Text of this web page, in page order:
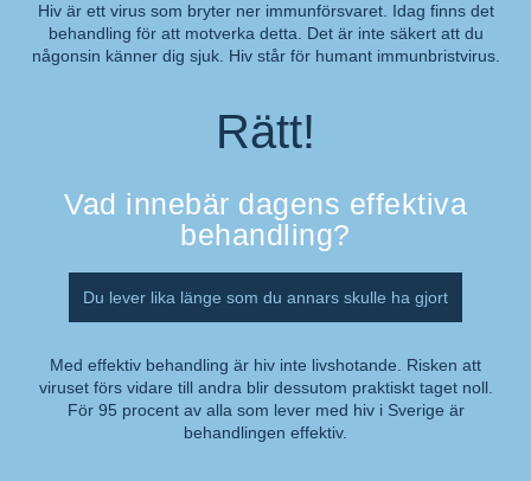
Kommentar:
Hiv är ett virus som bryter ner immunförsvaret. Idag finns det
behandling för att motverka detta. Det är inte säkert att du
någonsin känner dig sjuk. Hiv står för humant immunbristvirus.
Rätt!
Vad innebär dagens effektiva
behandling?
Du lever lika länge som du annars skulle ha gjort
Kommentar:
Med effektiv behandling är hiv inte livshotande. Risken att
viruset förs vidare till andra blir dessutom praktiskt taget noll.
För 95 procent av alla som lever med hiv i Sverige är
behandlingen effektiv.